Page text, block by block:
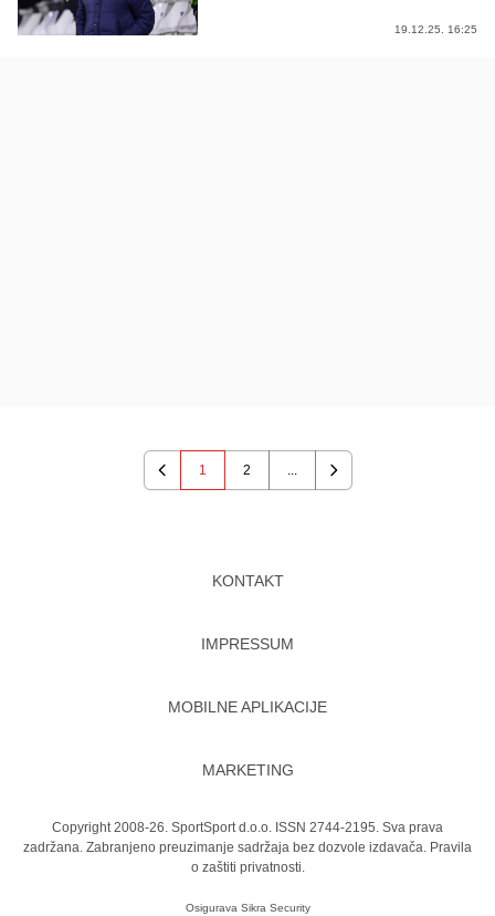
19.12.25. 16:25
Previous
1 2 ...
Next
KONTAKT
IMPRESSUM
MOBILNE APLIKACIJE
MARKETING
Copyright 2008-26. SportSport d.o.o. ISSN 2744-2195. Sva prava
zadržana. Zabranjeno preuzimanje sadržaja bez dozvole izdavača. Pravila
o zaštiti privatnosti.
Osigurava Sikra Security